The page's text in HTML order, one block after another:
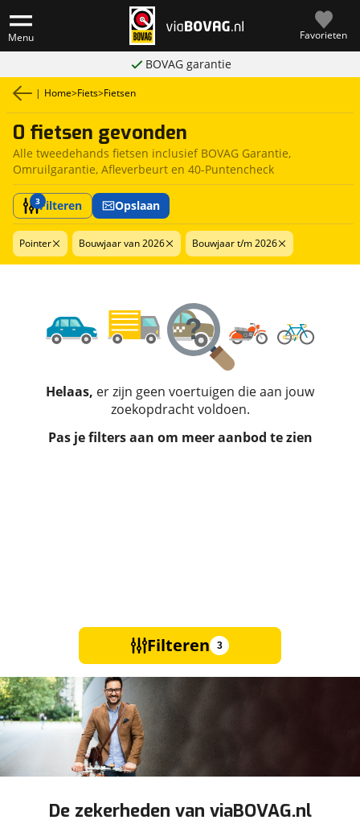
Menu Favorieten
BOVAG garantie
| Home>Fiets>Fietsen
0 fietsen gevonden
Alle tweedehands fietsen inclusief BOVAG Garantie,
Omruilgarantie, Afleverbeurt en 40-Puntencheck
3Filteren Opslaan
Pointer Bouwjaar van 2026 Bouwjaar t/m 2026
Helaas, er zijn geen voertuigen die aan jouw
zoekopdracht voldoen.
Pas je filters aan om meer aanbod te zien
Filteren 3
De zekerheden van viaBOVAG.nl